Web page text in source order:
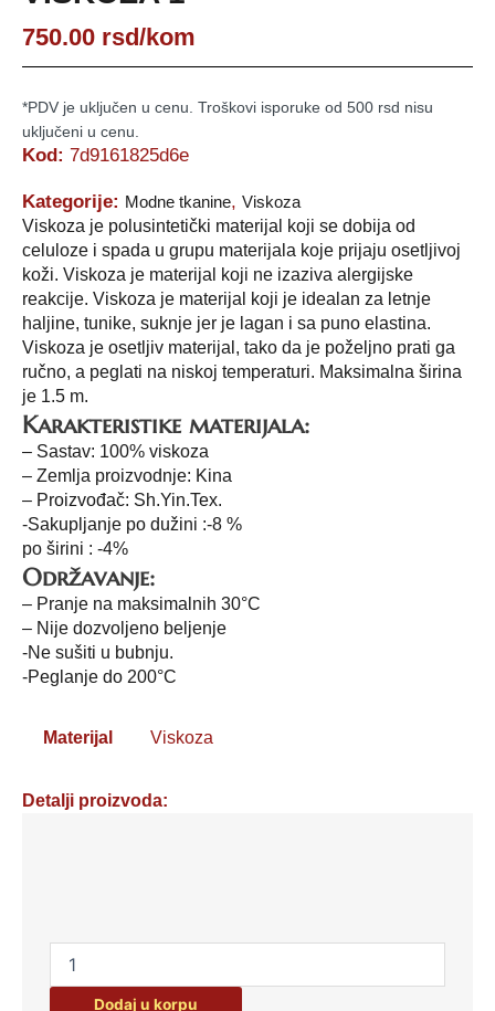
750.00 rsd/kom
*PDV je uključen u cenu. Troškovi isporuke od 500 rsd nisu
uključeni u cenu.
Kod: 7d9161825d6e
Kategorije: Modne tkanine, Viskoza
Viskoza je polusintetički materijal koji se dobija od
celuloze i spada u grupu materijala koje prijaju osetljivoj
koži. Viskoza je materijal koji ne izaziva alergijske
reakcije. Viskoza je materijal koji je idealan za letnje
haljine, tunike, suknje jer je lagan i sa puno elastina.
Viskoza je osetljiv materijal, tako da je poželjno prati ga
ručno, a peglati na niskoj temperaturi. Maksimalna širina
je 1.5 m.
Karakteristike materijala:
– Sastav: 100% viskoza
– Zemlja proizvodnje: Kina
– Proizvođač: Sh.Yin.Tex.
-Sakupljanje po dužini :-8 %
po širini : -4%
Održavanje:
– Pranje na maksimalnih 30°C
– Nije dozvoljeno beljenje
-Ne sušiti u bubnju.
-Peglanje do 200°C
Materijal Viskoza
Detalji proizvoda:
Dodaj u korpu